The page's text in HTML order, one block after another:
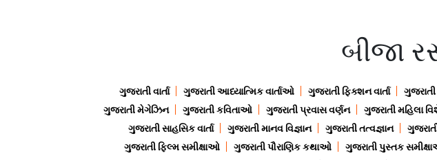
બીજા
ગુજરાતી વાર્તા ગુજરાતી આધ્યાત્મિક વાર્તાઓ ગુજરાતી ફિક્શન વાર્તા
ગુજરાતી મેગેઝિન
ગુજરાતી કવિતાઓ ગુજરાતી પ્રવાસ વર્ણન ગુજરાતી મહિલા
ગુજરાતી સાહસિક વાર્તા
ગુજરાતી માનવ વિજ્ઞાન ગુજરાતી તત્વજ્ઞાન
ગુજરાતી ફિલ્મ સમીક્ષાઓ
ગુજરાતી પૌરાણિક કથાઓ ગુજરાતી પુસ્તક